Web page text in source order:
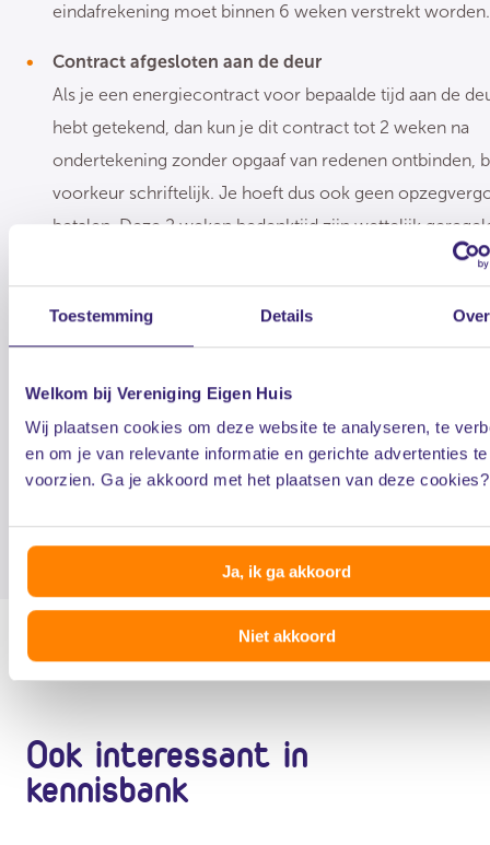
Toestemming Details Over
Welkom bij Vereniging Eigen Huis
Wij plaatsen cookies om deze website te analyseren, te
en om je van relevante informatie en gerichte advertenties te
voorzien. Ga je akkoord met het plaatsen van deze cookies?
Ja, ik ga akkoord
Niet akkoord
eindafrekening moet binnen 6 weken verstrekt worden.
Contract afgesloten aan de deur
Als je een energiecontract voor bepaalde tijd aan de
hebt getekend, dan kun je dit contract tot 2 weken na
ondertekening zonder opgaaf van redenen ontbinden,
voorkeur schriftelijk. Je hoeft dus ook geen
betalen. Deze 2 weken bedenktijd zijn wettelijk
Heb je telefonisch een energiecontract voor bepaalde
tijd afgesloten zonder hiervoor te tekenen? Dan kun je
energiecontract moet volgens de wet namelijk
gesloten worden en bovendien heb je daarna nog de
het contract binnen 2 weken te ontbinden op grond
Ook interessant in
kennisbank